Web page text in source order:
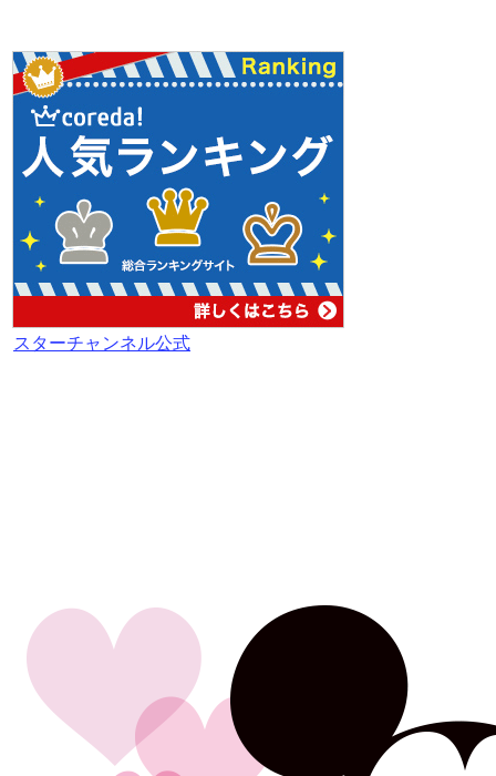
スターチャンネル公式